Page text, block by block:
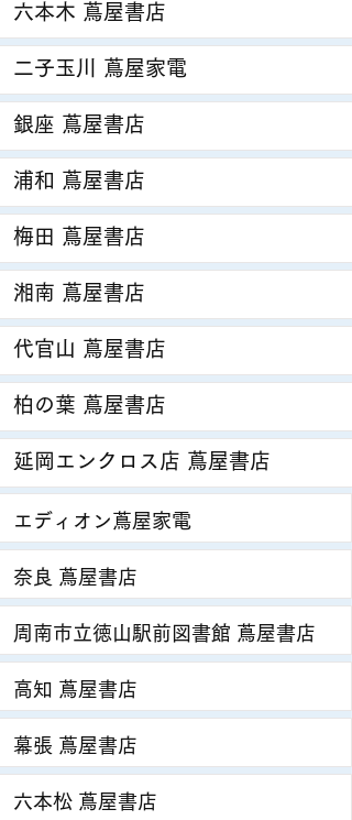
六本木 蔦屋書店
二子玉川 蔦屋家電
銀座 蔦屋書店
浦和 蔦屋書店
梅田 蔦屋書店
湘南 蔦屋書店
代官山 蔦屋書店
柏の葉 蔦屋書店
延岡エンクロス店 蔦屋書店
エディオン蔦屋家電
奈良 蔦屋書店
周南市立徳山駅前図書館 蔦屋書店
高知 蔦屋書店
幕張 蔦屋書店
六本松 蔦屋書店